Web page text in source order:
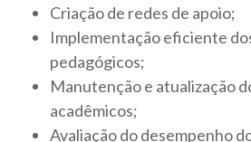
Criação de redes de apoio;
Implementação eficiente
pedagógicos;
Manutenção e atualização
acadêmicos;
Avaliação do desempenho